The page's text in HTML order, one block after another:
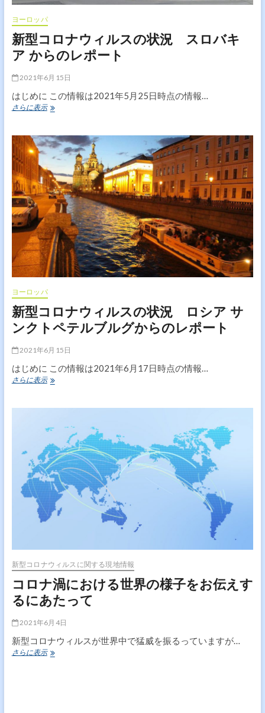
ン
ド
ー
ル
か
ら
レ
ー
ト
ヨーロッパ
新型コロナウィルスの状況 スロバキ
ア からのレポート
2021年6月15日
はじめに この情報は2021年5月25日時点の情報…
さらに表示新
ロ
ナ
ウ
ィ
ル
ス
の
状
況
ス
ロ
バ
キ
ア
か
ら
の
ポ
ト
ヨーロッパ
新型コロナウィルスの状況 ロシア サ
ンクトペテルブルグからのレポート
2021年6月15日
はじめに この情報は2021年6月17日時点の情報…
さらに表示新
ウ
ィ
ル
ス
の
状
況
ロ
シ
ン
ク
ト
ペ
テ
ル
ル
グ
か
ら
新型コロナウィルスに関する現地情報
コロナ渦における世界の様子をお伝えす
るにあたって
2021年6月4日
新型コロナウィルスが世界中で猛威を振るっていますが…
さらに表示コ